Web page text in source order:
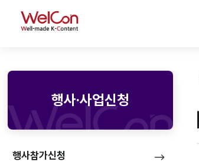
WelCon
행사·사업신청
행사참가신청